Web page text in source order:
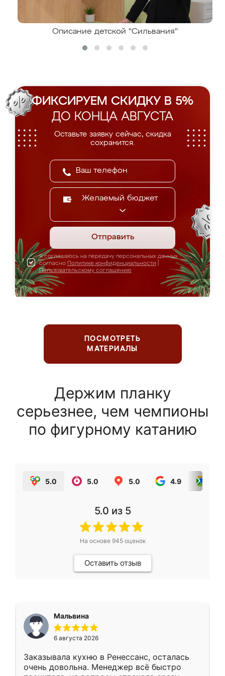
Описание детской "Сильвания"
ФИКСИРУЕМ СКИДКУ В 5%
ДО КОНЦА АВГУСТА
Оставьте заявку сейчас, скидка
сохранится.
Желаемый бюджет
Отправить
Я соглашаюсь на передачу персональных данных
согласно Политике конфиденциальности
Пользовательскому соглашению
ПОСМОТРЕТЬ
МАТЕРИАЛЫ
Держим планку
серьезнее, чем чемпионы
по фигурному катанию
5.0 5.0 5.0 4.9
5.0 из 5
На основе 945оценок
Оставить отзыв
Мальвина
6 августа 2026
Заказывала кухню в Ренессанс, осталась
очень довольна. Менеджер всё быстро